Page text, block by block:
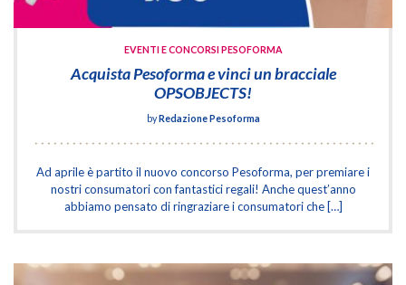
EVENTI E CONCORSI PESOFORMA
Acquista Pesoforma e vinci un bracciale
OPSOBJECTS!
byRedazione Pesoforma
Ad aprile è partito il nuovo concorso Pesoforma, per premiare i
nostri consumatori con fantastici regali! Anche quest’anno
abbiamo pensato di ringraziare i consumatori che […]